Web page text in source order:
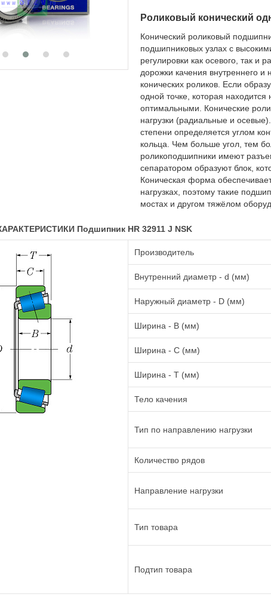
Роликовый конический
Конический роликовый
подшипниковых узлах с
регулировки как осевого, так и
дорожки качения внутреннего
конических роликов. Если
одной точке, которая
оптимальными. Конические
нагрузки (радиальные и
степени определяется углом
кольца. Чем больше угол, тем
роликоподшипники имеют
сепаратором образуют блок,
Коническая форма
нагрузках, поэтому такие
мостах и другом тяжёлом
Подшипник HR 32911 J NSK
Производитель
Внутренний диаметр - d (мм)
Наружный диаметр - D (мм)
Ширина - B (мм)
Ширина - C (мм)
Ширина - T (мм)
Тело качения
Тип по направлению нагрузки
Количество рядов
Направление нагрузки
Тип товара
Подтип товара